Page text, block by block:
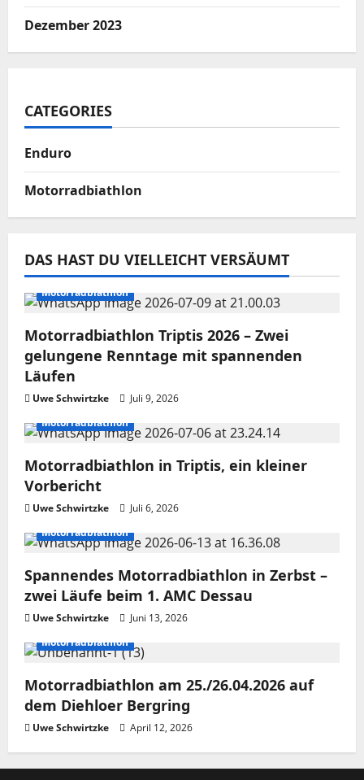
Dezember 2023
CATEGORIES
Enduro
Motorradbiathlon
DAS HAST DU VIELLEICHT VERSÄUMT
Motorradbiathlon
Motorradbiathlon Triptis 2026 – Zwei
gelungene Renntage mit spannenden
Läufen
Uwe Schwirtzke
Juli 9, 2026
Motorradbiathlon
Motorradbiathlon in Triptis, ein kleiner
Vorbericht
Uwe Schwirtzke
Juli 6, 2026
Motorradbiathlon
Spannendes Motorradbiathlon in Zerbst –
zwei Läufe beim 1. AMC Dessau
Uwe Schwirtzke
Juni 13, 2026
Motorradbiathlon
Motorradbiathlon am 25./26.04.2026 auf
dem Diehloer Bergring
Uwe Schwirtzke April 12, 2026